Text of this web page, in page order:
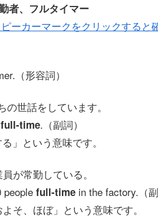
者、フルタイマー
ーカーマークをクリックすると
（形容詞）
世話をしています。
full-time.（副詞）
」という意味です。
が常勤している。
people full-time in the factory.（副
そ、ほぼ」という意味です。